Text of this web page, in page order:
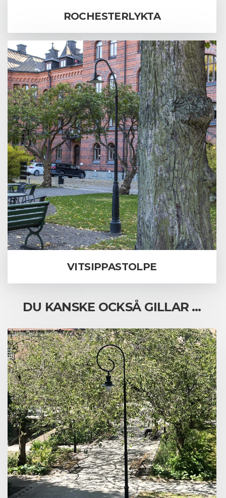
ROCHESTERLYKTA
VITSIPPASTOLPE
DU KANSKE OCKSÅ GILLAR …